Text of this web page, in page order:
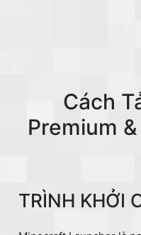
Cách
Premium
TRÌNH KHỞI